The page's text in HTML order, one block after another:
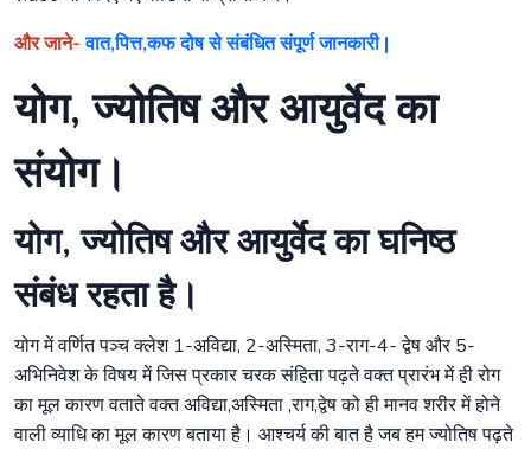
और जाने-वात,पित्त,कफ दोष से संबंधित संपूर्ण जानकारी |
योग, ज्योतिष और आयुर्वेद का
संयोग।
योग, ज्योतिष और आयुर्वेद का घनिष्ठ
संबंध रहता है।
योग में वर्णित पञ्च क्लेश 1-अविद्या, 2-अस्मिता, 3-राग-4- द्वेष और 5-
अभिनिवेश के विषय में जिस प्रकार चरक संहिता पढ़ते वक्त प्रारंभ में ही रोग
का मूल कारण वताते वक्त अविद्या,अस्मिता ,राग,द्वेष को ही मानव शरीर में होने
वाली व्याधि का मूल कारण बताया है। आश्चर्य की बात है जब हम ज्योतिष पढ़ते